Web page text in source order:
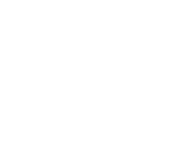
Per
Aqua